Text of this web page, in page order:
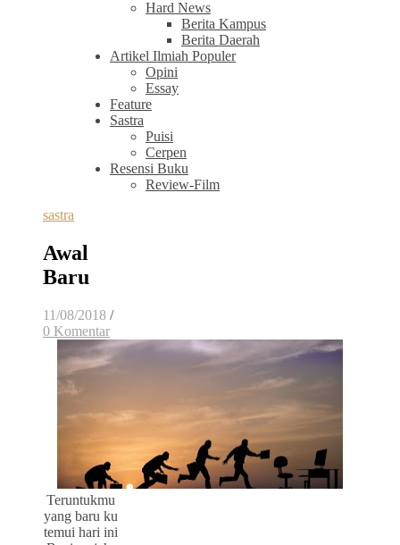
Hard News
Berita Kampus
Berita Daerah
Artikel Ilmiah Populer
Opini
Essay
Feature
Sastra
Puisi
Cerpen
Resensi Buku
Review-Film
sastra
Awal
Baru
11/08/2018 /
0 Komentar
Teruntukmu
yang baru ku
temui hari ini